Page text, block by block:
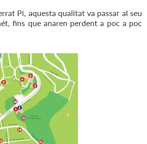
Pi, aquesta qualitat va passar al seu
fins que anaren perdent a poc a poc